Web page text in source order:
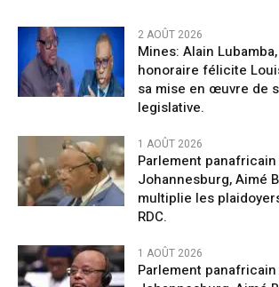
2 AOÛT 2026
Mines: Alain
honoraire félicite
sa mise en œuvre de
legislative.
1 AOÛT 2026
Parlement panafricain
Johannesburg, Aimé
multiplie les
RDC.
1 AOÛT 2026
Parlement panafricain